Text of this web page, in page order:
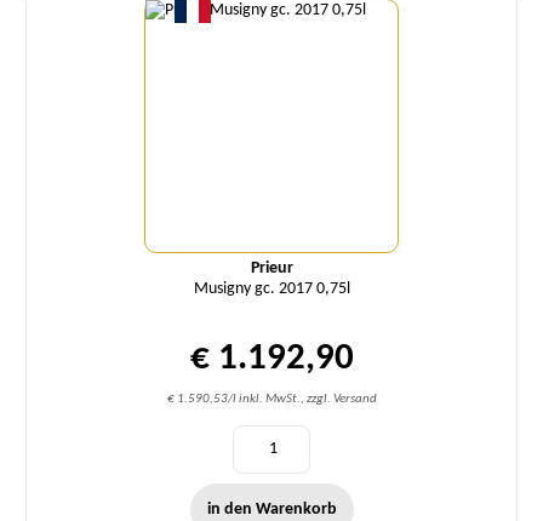
Prieur
Musigny gc. 2017 0,75l
€ 1.192,90
€ 1.590,53/l inkl. MwSt., zzgl. Versand
in den Warenkorb